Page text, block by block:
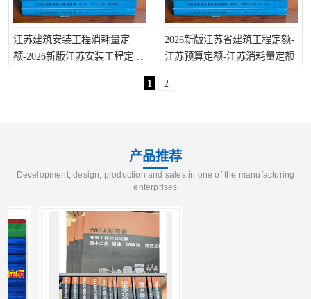
江苏建筑安装工程消耗量定
额-2026新版江苏安装工程定额
2026新版江苏省建筑工程定额-
江苏预算定额-江苏消耗量定额
1 2
产品推荐
Development, design, production and sales in one of the manufacturing
enterprises